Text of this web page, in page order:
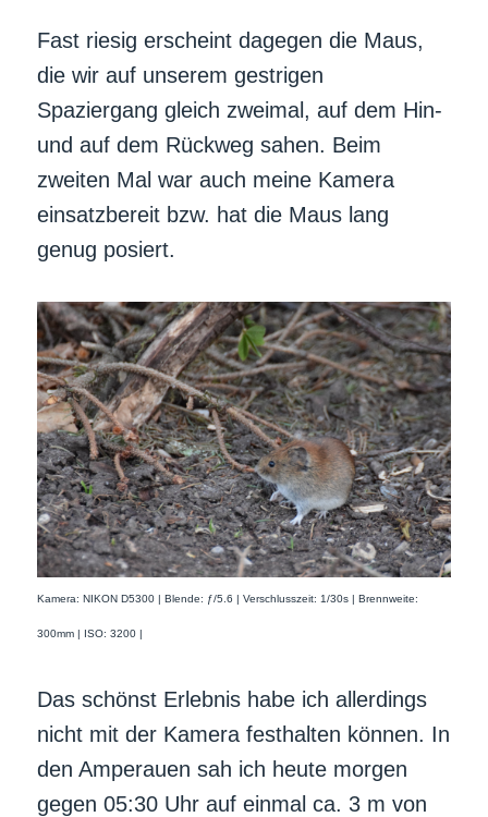
Fast riesig erscheint dagegen die Maus,
die wir auf unserem gestrigen
Spaziergang gleich zweimal, auf dem Hin-
und auf dem Rückweg sahen. Beim
zweiten Mal war auch meine Kamera
einsatzbereit bzw. hat die Maus lang
genug posiert.
Kamera: NIKON D5300 | Blende: ƒ/5.6 | Verschlusszeit: 1/30s | Brennweite:
300mm | ISO: 3200 |
Das schönst Erlebnis habe ich allerdings
nicht mit der Kamera festhalten können. In
den Amperauen sah ich heute morgen
gegen 05:30 Uhr auf einmal ca. 3 m von